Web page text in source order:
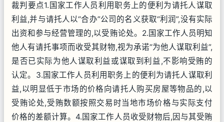
裁判要点1.国家工作人员利用职务上的便利为请托人谋取
利益,并与请托人以“合办”公司的名义获取“利润”,没有实际
出资和参与经营管理的,以受贿论处。2.国家工作人员明知
他人有请托事项而收受其财物,视为承诺“为他人谋取利益”,
是否已实际为他人谋取利益或谋取到利益,不影响受贿的
认定。3.国家工作人员利用职务上的便利为请托人谋取利
益,以明显低于市场的价格向请托人购买房屋等物品的,以
受贿论处,受贿数额按照交易时当地市场价格与实际支付
价格的差额计算。4.国家工作人员收受财物后,因与其受贿